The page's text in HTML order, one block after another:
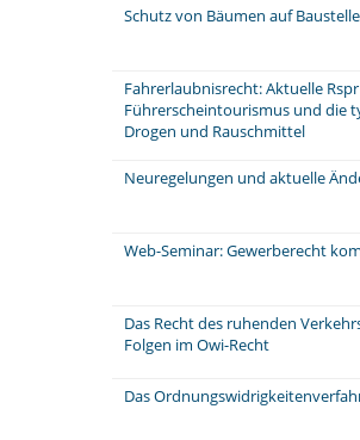
Schutz von Bäumen auf
Fahrerlaubnisrecht: Aktuelle
Führerscheintourismus und die
Drogen und Rauschmittel
Neuregelungen und aktuelle
Web-Seminar: Gewerberecht
Das Recht des ruhenden
Folgen im Owi-Recht
Das